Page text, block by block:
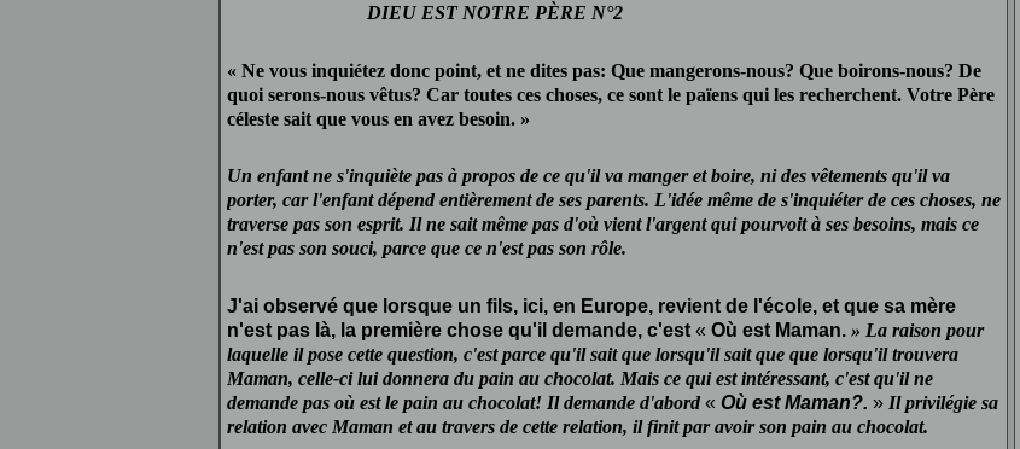
DIEU EST NOTRE PÈRE N°2
« Ne vous inquiétez donc point, et ne dites pas: Que mangerons-nous? Que boirons-nous? De
quoi serons-nous vêtus? Car toutes ces choses, ce sont le païens qui les recherchent. Votre Père
céleste sait que vous en avez besoin. »
Un enfant ne s'inquiète pas à propos de ce qu'il va manger et boire, ni des vêtements qu'il va
porter, car l'enfant dépend entièrement de ses parents. L'idée même de s'inquiéter de ces choses, ne
traverse pas son esprit. Il ne sait même pas d'où vient l'argent qui pourvoit à ses besoins, mais ce
n'est pas son souci, parce que ce n'est pas son rôle.
J'ai observé que lorsque un fils, ici, en Europe, revient de l'école, et que sa mère
n'est pas là, la première chose qu'il demande, c'est « Où est Maman. » La raison pour
laquelle il pose cette question, c'est parce qu'il sait que lorsqu'il sait que que lorsqu'il trouvera
Maman, celle-ci lui donnera du pain au chocolat. Mais ce qui est intéressant, c'est qu'il ne
demande pas où est le pain au chocolat! Il demande d'abord « Où est Maman?. » Il privilégie sa
relation avec Maman et au travers de cette relation, il finit par avoir son pain au chocolat.